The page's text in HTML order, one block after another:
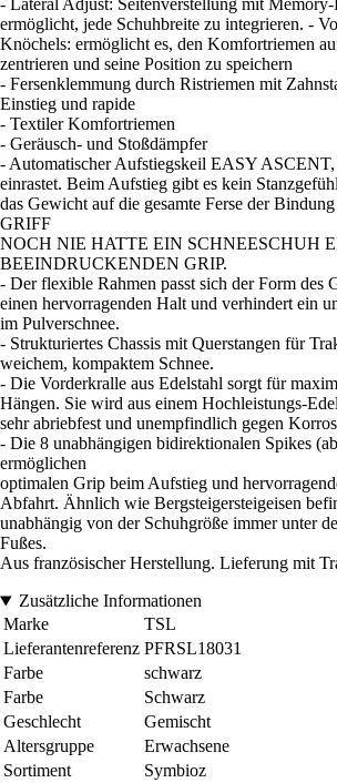
- Lateral Adjust: Seitenverstellung mit
ermöglicht, jede Schuhbreite zu integrieren. -
Knöchels: ermöglicht es, den Komfortriemen
zentrieren und seine Position zu speichern
- Fersenklemmung durch Ristriemen mit
Einstieg und rapide
- Textiler Komfortriemen
- Geräusch- und Stoßdämpfer
- Automatischer Aufstiegskeil EASY
einrastet. Beim Aufstieg gibt es kein
das Gewicht auf die gesamte Ferse der
GRIFF
NOCH NIE HATTE EIN SCHNEESCHUH
BEEINDRUCKENDEN GRIP.
- Der flexible Rahmen passt sich der Form des
einen hervorragenden Halt und verhindert ein
im Pulverschnee.
- Strukturiertes Chassis mit Querstangen für
weichem, kompaktem Schnee.
- Die Vorderkralle aus Edelstahl sorgt für
Hängen. Sie wird aus einem Hochleistungs-
sehr abriebfest und unempfindlich gegen
- Die 8 unabhängigen bidirektionalen Spikes
ermöglichen
optimalen Grip beim Aufstieg und
Abfahrt. Ähnlich wie Bergsteigersteigeisen
unabhängig von der Schuhgröße immer unter
Fußes.
Aus französischer Herstellung. Lieferung mit
Zusätzliche Informationen
Marke
TSL
Lieferantenreferenz PFRSL18031
Farbe
schwarz
Farbe
Schwarz
Geschlecht
Gemischt
Altersgruppe
Erwachsene
Sortiment
Symbioz